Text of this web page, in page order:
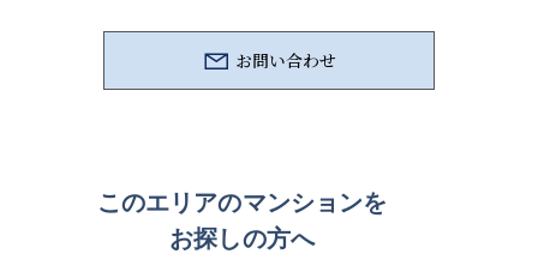
お問い合わせ
このエリアのマンションを
お探しの方へ